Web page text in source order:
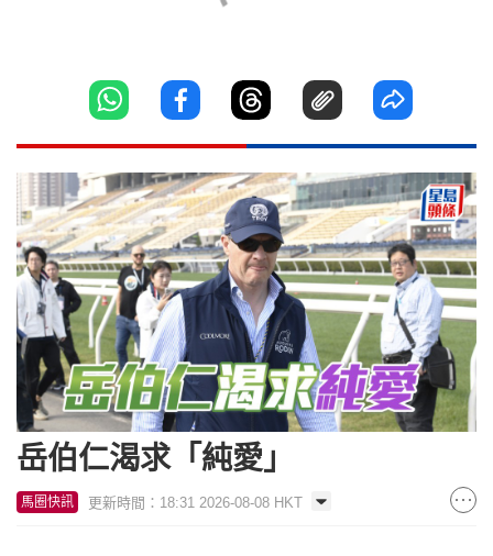
岳伯仁渴求「純愛」
馬圈快訊 更新時間：18:31 2026-08-08 HKT